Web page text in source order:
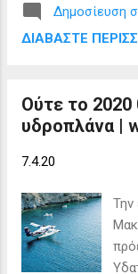
και
Δημοσίευση
ΔΙΑΒΆΣΤΕ
Ούτε το 2020
υδροπλάνα |
7.4.20
Την